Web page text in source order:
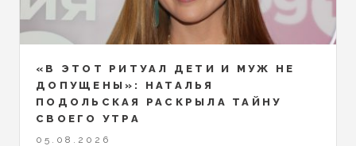
«В ЭТОТ РИТУАЛ ДЕТИ И МУЖ НЕ
ДОПУЩЕНЫ»: НАТАЛЬЯ
ПОДОЛЬСКАЯ РАСКРЫЛА ТАЙНУ
СВОЕГО УТРА
05.08.2026